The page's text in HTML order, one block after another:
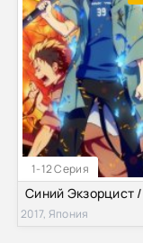
1-12 Серия
2017, Япония